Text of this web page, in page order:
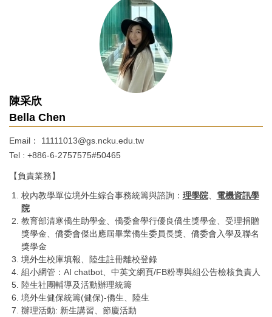
陳采欣
Bella Chen
Email： 11111013@gs.ncku.edu.tw
Tel : +886-6-2757575#50465
【負責業務】
校內教學單位境外生綜合事務統籌與諮詢： 理學院、 電機資訊學
院
教育部清寒僑生助學金、僑委會學行優良僑生獎學金、受理捐贈
獎學金、僑委會傑出應屆畢業僑生委員長獎、僑委會入學及聯名
獎學金
境外生校庫填報、陸生註冊離校登錄
組小網管：AI chatbot、中英文網頁/FB粉專與組公告檢核負責人
陸生社團輔導及活動辦理統籌
境外生健保統籌(健保)-僑生、陸生
辦理活動: 新生講習、節慶活動